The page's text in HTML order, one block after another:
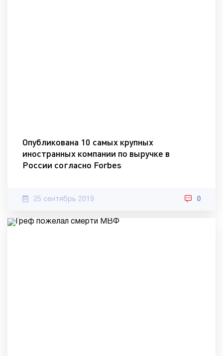
Опубликована 10 самых крупных
иностранных компании по выручке в
России согласно Forbes
25 сентябрь 2019 0